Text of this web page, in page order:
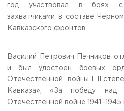
год участвовал в боях с
захватчиками в составе
Кавказского фронтов.
Василий Петрович Печников
и был удостоен боевых
Отечественной войны I, II
Кавказа», «За победу над
Отечественной войне 1941–1945